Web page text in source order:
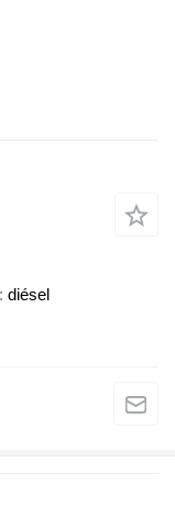
diésel